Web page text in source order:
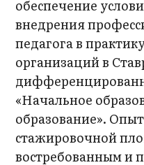
обеспечение
внедрения
педагога в
организаций в
«Начальное
образование».
стажировочной
востребованным и